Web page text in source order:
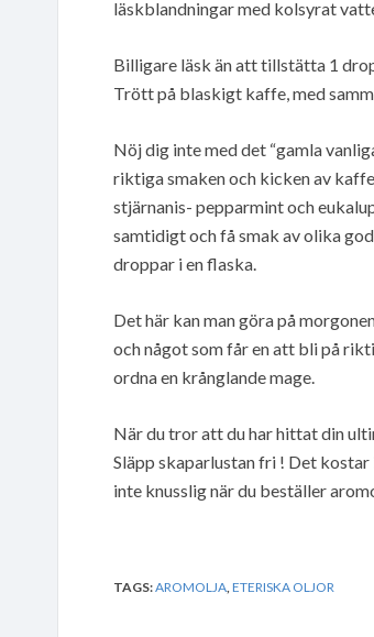
läskblandningar med kolsyrat
Billigare läsk än att tillstätta 1
Trött på blaskigt kaffe, med
Nöj dig inte med det “gamla
riktiga smaken och kicken av
stjärnanis- pepparmint och
samtidigt och få smak av olika
droppar i en flaska.
Det här kan man göra på
och något som får en att bli på
ordna en krånglande mage.
När du tror att du har hittat din
Släpp skaparlustan fri ! Det
inte knusslig när du beställer
TAGS:AROMOLJA ETERISKA OLJOR